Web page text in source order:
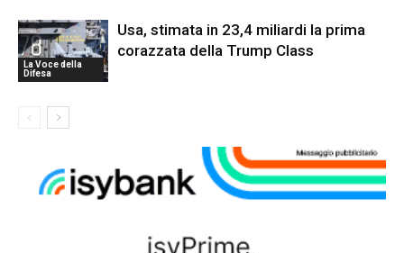
La Voce della
Difesa
Usa, stimata in 23,4 miliardi la prima
corazzata della Trump Class